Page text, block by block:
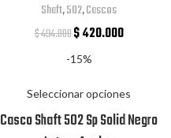
Shaft,502,Cascos
$494.000$420.000
-15%
Seleccionar opciones
Casco Shaft 502 Sp Solid Negro